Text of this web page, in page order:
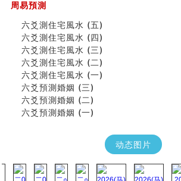
天池水
《高岛易断》(二)
创业容易成功的6种手相
算命先生都不外传的算命顺口溜
什么是到山到向？上山下水？
六爻算卦：我能面试升职吗？
《高岛易断》(一)
朱德總司命造 (名⼈⼋字淺析九）
刘燮鈞讲人相 手相论财运
同年同月同日同时同地生命运为何却
商舖大門的風水原則 (上)
周易預測
六爻測住宅風水 (五)
六爻測住宅風水 (四)
六爻測住宅風水 (三)
六爻測住宅風水 (二)
六爻測住宅風水 (一)
六爻預測婚姻 (三)
六爻預測婚姻 (二)
六爻預測婚姻 (一)
动态图片